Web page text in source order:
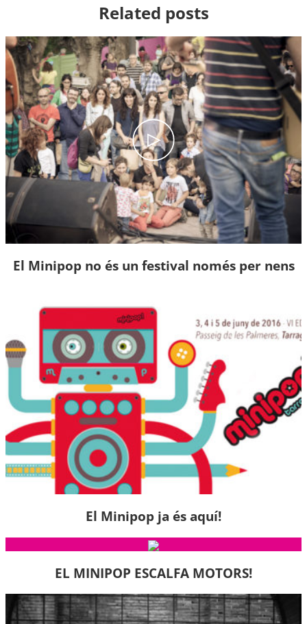
Related posts
El Minipop no és un festival només per nens
El Minipop ja és aquí!
EL MINIPOP ESCALFA MOTORS!